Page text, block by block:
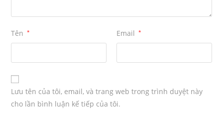
Tên * Email *
Lưu tên của tôi, email, và trang web trong trình duyệt này
cho lần bình luận kế tiếp của tôi.